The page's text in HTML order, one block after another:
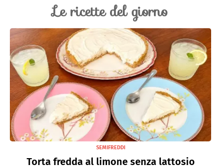
Le ricette del giorno
SEMIFREDDI
Torta fredda al limone senza lattosio